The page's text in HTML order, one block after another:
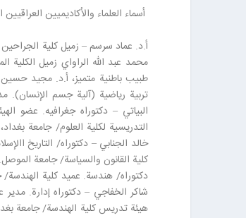
أسماء العلماء والأكاديميين العراقيين الذين
أ.د. عماد سرسم – زميل كلية الجراحين
محمد عبد الله الراواي زميل الكلية
طبيب باطنية متميز، أ.د. مجيد حسين
تربية رياضية (آلية جسم الإنسان).
البياتي – دكتوراه جغرافيه. عضو
التدريسية لكلية العلوم/ جامعة
خالد الجنابي – دكتوراه/ التاريخ
كلية القانون والسياسة/ جامعة
دكتوراه/ هندسة. عميد كلية
شاكر الخفاجي – دكتوراه إدارة.
هيئة تدريس كلية الهندسة/ جامعة